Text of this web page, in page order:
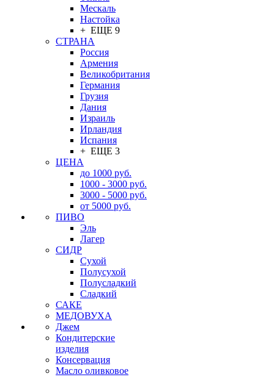
Мескаль
Настойка
+ ЕЩЕ 9
СТРАНА
Россия
Армения
Великобритания
Германия
Грузия
Дания
Израиль
Ирландия
Испания
+ ЕЩЕ 3
ЦЕНА
до 1000 руб.
1000 - 3000 руб.
3000 - 5000 руб.
от 5000 руб.
ПИВО
Эль
Лагер
СИДР
Сухой
Полусухой
Полусладкий
Сладкий
САКЕ
МЕДОВУХА
Джем
Кондитерские
изделия
Консервация
Масло оливковое